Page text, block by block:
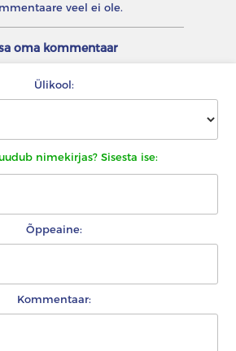
veel ei ole.
oma kommentaar
Ülikool:
nimekirjas? Sisesta ise:
Õppeaine:
Kommentaar: